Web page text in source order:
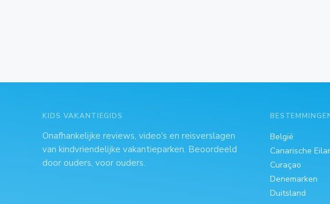
KIDS VAKANTIEGIDS
Onafhankelijke reviews, video's en reisverslagen
van kindvriendelijke vakantieparken. Beoordeeld
door ouders, voor ouders.
België
Canarische
Curaçao
Denemarken
Duitsland